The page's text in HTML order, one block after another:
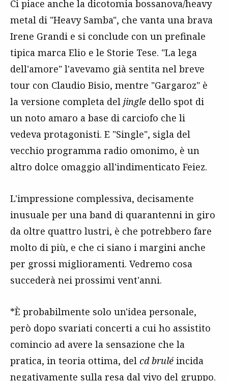
Ci piace anche la dicotomia bossanova/heavy
metal di "Heavy Samba", che vanta una brava
Irene Grandi e si conclude con un prefinale
tipica marca Elio e le Storie Tese. "La lega
dell'amore" l'avevamo già sentita nel breve
tour con Claudio Bisio, mentre "Gargaroz" è
la versione completa del jingle dello spot di
un noto amaro a base di carciofo che li
vedeva protagonisti. E "Single", sigla del
vecchio programma radio omonimo, è un
altro dolce omaggio all'indimenticato Feiez.
L'impressione complessiva, decisamente
inusuale per una band di quarantenni in giro
da oltre quattro lustri, è che potrebbero fare
molto di più, e che ci siano i margini anche
per grossi miglioramenti. Vedremo cosa
succederà nei prossimi vent'anni.
*È probabilmente solo un'idea personale,
però dopo svariati concerti a cui ho assistito
comincio ad avere la sensazione che la
pratica, in teoria ottima, del cd brulé incida
negativamente sulla resa dal vivo del gruppo.